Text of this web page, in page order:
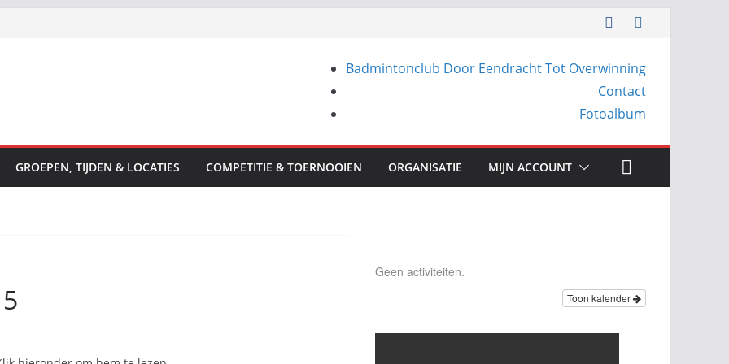
Badmintonclub Door Eendracht Tot Overwinning
Contact
Fotoalbum
GROEPEN, TIJDEN & LOCATIES COMPETITIE & TOERNOOIEN ORGANISATIE MIJN ACCOUNT
Geen activiteiten.
Toon kalender